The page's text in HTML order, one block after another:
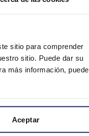
sitio para comprender
sitio. Puede dar su
más información, puede
Aceptar